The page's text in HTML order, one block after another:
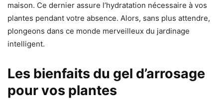
maison. Ce dernier assure l’hydratation nécessaire à vos
plantes pendant votre absence. Alors, sans plus attendre,
plongeons dans ce monde merveilleux du jardinage
intelligent.
Les bienfaits du gel d’arrosage
pour vos plantes